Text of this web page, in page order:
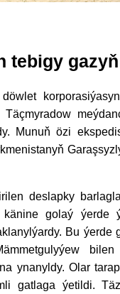
tebigy
Munuň özi
deslapky
golaý ýerde
Bu
ynanyldy. Olar
gatlaga ýetildi.